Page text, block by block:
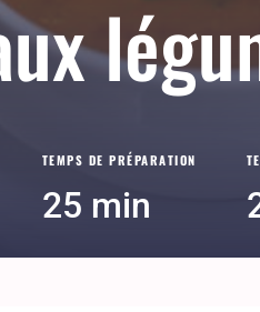
TEMPS DE PRÉPARATION
25 min